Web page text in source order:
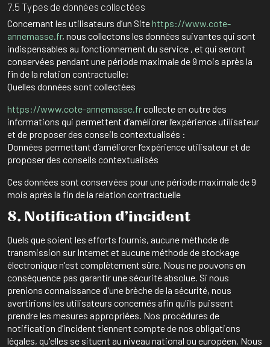
7.5 Types de données collectées
Concernant les utilisateurs d’un Sitehttps://www.cote-
annemasse.fr, nous collectons les données suivantes qui sont
indispensables au fonctionnement du service , et qui seront
conservées pendant une période maximale de 9 mois après la
fin de la relation contractuelle:
Quelles données sont collectées
https://www.cote-annemasse.frcollecte en outre des
informations qui permettent d’améliorer l’expérience utilisateur
et de proposer des conseils contextualisés :
Données permettant d’améliorer l’expérience utilisateur et de
proposer des conseils contextualisés
Ces données sont conservées pour une période maximale de 9
mois après la fin de la relation contractuelle
8. Notification d’incident
Quels que soient les efforts fournis, aucune méthode de
transmission sur Internet et aucune méthode de stockage
électronique n'est complètement sûre. Nous ne pouvons en
conséquence pas garantir une sécurité absolue. Si nous
prenions connaissance d'une brèche de la sécurité, nous
avertirions les utilisateurs concernés afin qu'ils puissent
prendre les mesures appropriées. Nos procédures de
notification d’incident tiennent compte de nos obligations
légales, qu'elles se situent au niveau national ou européen. Nous